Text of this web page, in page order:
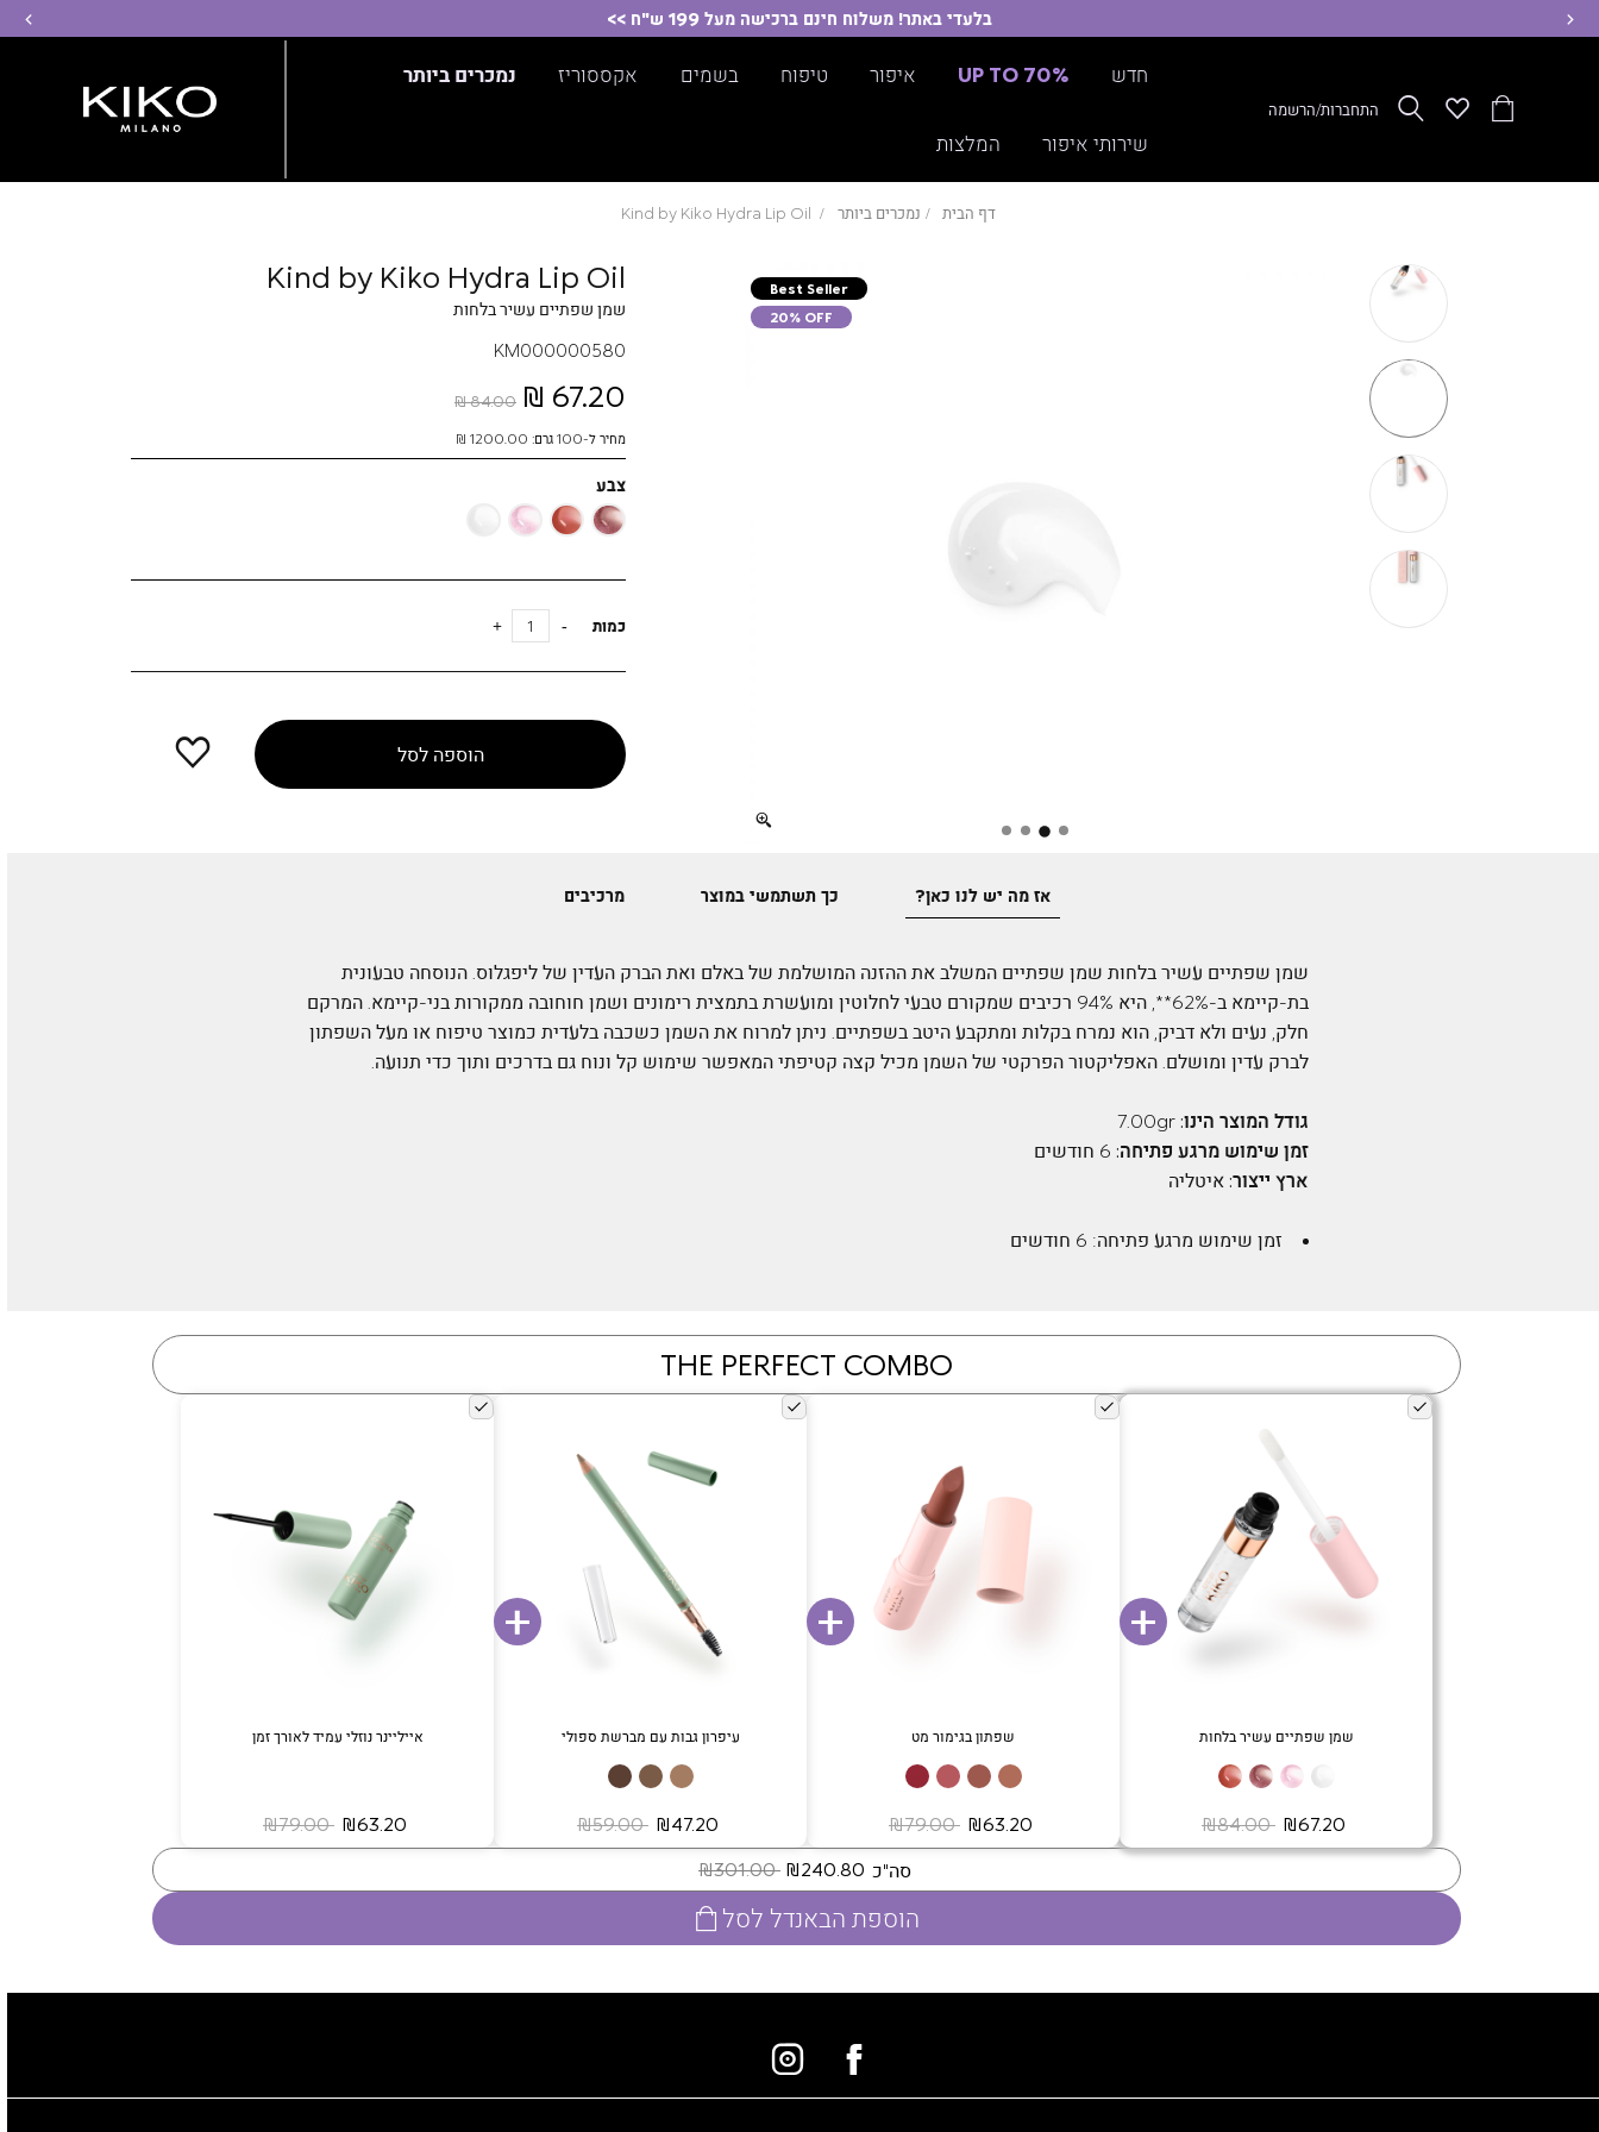
בלעדי באתר! משלוח חינם ברכישה מעל 199 ש"ח >>
הסל
Wishlistחפשהתחברות/הרשמה
חדש UP TO 70% איפור טיפוח בשמים אקססוריז נמכרים ביותר
שירותי איפור המלצות
דף הבית נמכרים ביותר Kind by Kiko Hydra Lip Oil
Full
Best Seller
20% OFF
Kind by Kiko Hydra Lip Oil
שמן שפתיים עשיר בלחות
KM000000580
67.20 ₪
84.00 ₪
מחיר ל-100 גרם: 1200.00 ₪
צבע
כמות
הוספה
הוספה לסל
אז מה יש לנו כאן? כך תשתמשי במוצר מרכיבים
שמן שפתיים עשיר בלחות שמן שפתיים המשלב את ההזנה המושלמת של באלם ואת הברק העדין של ליפגלוס. הנוסחה טבעונית
בת-קיימא ב-62%**, היא 94% רכיבים שמקורם טבעי לחלוטין ומועשרת בתמצית רימונים ושמן חוחובה ממקורות בני-קיימא. המרקם
חלק, נעים ולא דביק, הוא נמרח בקלות ומתקבע היטב בשפתיים. ניתן למרוח את השמן כשכבה בלעדית כמוצר טיפוח או מעל השפתון
לברק עדין ומושלם. האפליקטור הפרקטי של השמן מכיל קצה קטיפתי המאפשר שימוש קל ונוח גם בדרכים ותוך כדי תנועה.
גודל המוצר הינו:7.00gr
זמן שימוש מרגע פתיחה: 6 חודשים
ארץ ייצור:איטליה
זמן שימוש מרגע פתיחה: 6 חודשים
שמן שפתיים עשיר בלחות
‏ ₪84.00
שפתון בגימור מט
‏ ₪79.00
עיפרון גבות עם מברשת ספולי
‏ ₪59.00
אייליינר נוזלי עמיד לאורך זמן
‏ ₪79.00
THE PERFECT COMBO
סה"כ ‏ ₪301.00
הוספת הבאנדל לסל